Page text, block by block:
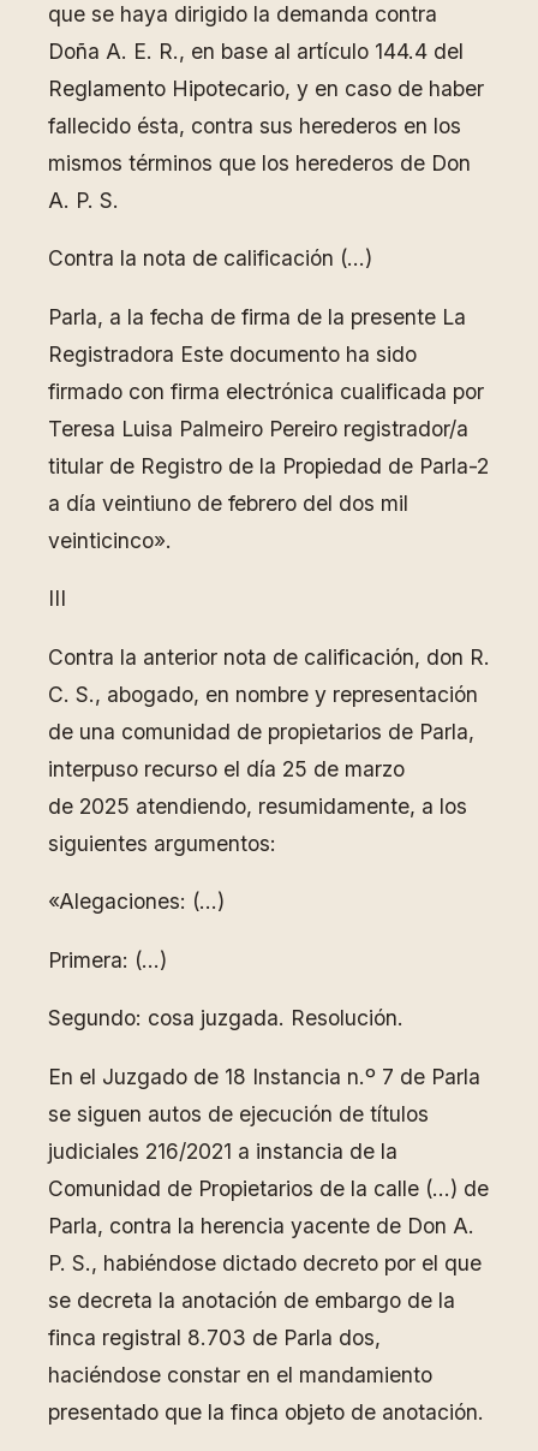
que se haya dirigido la demanda contra
Doña A. E. R., en base al artículo 144.4 del
Reglamento Hipotecario, y en caso de haber
fallecido ésta, contra sus herederos en los
mismos términos que los herederos de Don
A. P. S.
Contra la nota de calificación (…)
Parla, a la fecha de firma de la presente La
Registradora Este documento ha sido
firmado con firma electrónica cualificada por
Teresa Luisa Palmeiro Pereiro registrador/a
titular de Registro de la Propiedad de Parla-2
a día veintiuno de febrero del dos mil
veinticinco».
III
Contra la anterior nota de calificación, don R.
C. S., abogado, en nombre y representación
de una comunidad de propietarios de Parla,
interpuso recurso el día 25 de marzo
de 2025 atendiendo, resumidamente, a los
siguientes argumentos:
«Alegaciones: (…)
Primera: (…)
Segundo: cosa juzgada. Resolución.
En el Juzgado de 18 Instancia n.º 7 de Parla
se siguen autos de ejecución de títulos
judiciales 216/2021 a instancia de la
Comunidad de Propietarios de la calle (…) de
Parla, contra la herencia yacente de Don A.
P. S., habiéndose dictado decreto por el que
se decreta la anotación de embargo de la
finca registral 8.703 de Parla dos,
haciéndose constar en el mandamiento
presentado que la finca objeto de anotación.